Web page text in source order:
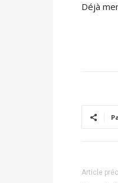
Déjà
Article